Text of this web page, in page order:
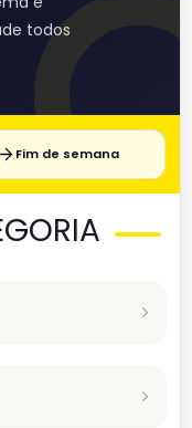
todos
Fim de semana